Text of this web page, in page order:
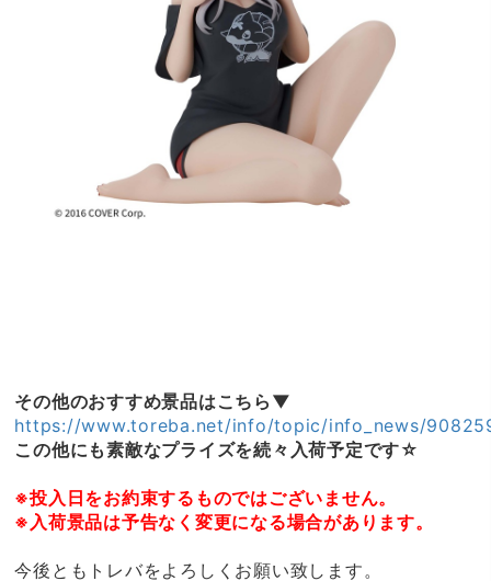
その他のおすすめ景品はこちら▼
https://www.toreba.net/info/topic/info_news/
この他にも素敵なプライズを続々入荷予定です☆
※投入日をお約束するものではございません。
※入荷景品は予告なく変更になる場合があります。
今後ともトレバをよろしくお願い致します。